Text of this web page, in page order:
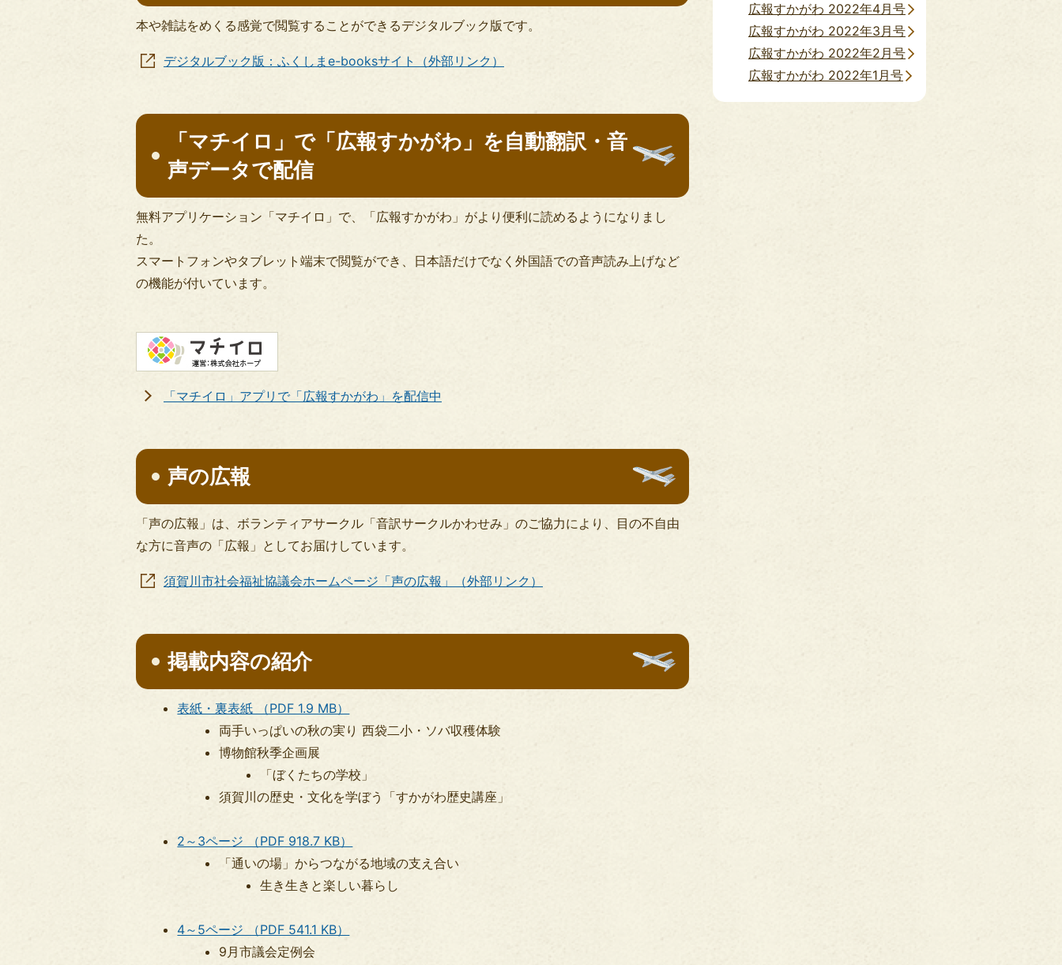
本や雑誌をめくる感覚で閲覧することができるデジタルブック版です。
デジタルブック版：ふくしまe-booksサイト（外部リンク）
「マチイロ」で「広報すかがわ」を自動翻訳・音
声データで配信
無料アプリケーション「マチイロ」で、「広報すかがわ」がより便利に読めるようになりまし
た。
スマートフォンやタブレット端末で閲覧ができ、日本語だけでなく外国語での音声読み上げなど
の機能が付いています。
「マチイロ」アプリで「広報すかがわ」を配信中
声の広報
「声の広報」は、ボランティアサークル「音訳サークルかわせみ」のご協力により、目の不自由
な方に音声の「広報」としてお届けしています。
須賀川市社会福祉協議会ホームページ「声の広報」（外部リンク）
掲載内容の紹介
表紙・裏表紙 （PDF 1.9 MB）
両手いっぱいの秋の実り 西袋二小・ソバ収穫体験
博物館秋季企画展
「ぼくたちの学校」
須賀川の歴史・文化を学ぼう「すかがわ歴史講座」
2～3ページ （PDF 918.7 KB）
「通いの場」からつながる地域の支え合い
生き生きと楽しい暮らし
4～5ページ （PDF 541.1 KB）
9月市議会定例会
広報すかがわ 2022年4月号
広報すかがわ 2022年3月号
広報すかがわ 2022年2月号
広報すかがわ 2022年1月号